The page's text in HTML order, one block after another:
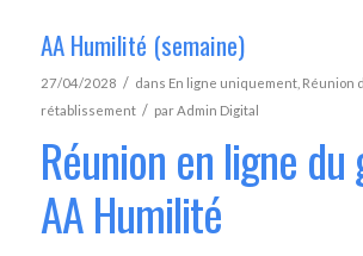
AA Humilité (semaine)
27/04/2028 / dans En ligne uniquement, Réunion
rétablissement / parAdmin Digital
Réunion en ligne du
AA Humilité